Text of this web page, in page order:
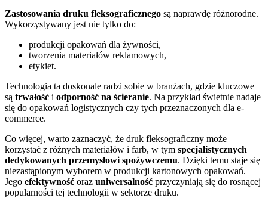
Zastosowania druku fleksograficznego są naprawdę różnorodne.
Wykorzystywany jest nie tylko do:
produkcji opakowań dla żywności,
tworzenia materiałów reklamowych,
etykiet.
Technologia ta doskonale radzi sobie w branżach, gdzie kluczowe
są trwałość i odporność na ścieranie. Na przykład świetnie nadaje
się do opakowań logistycznych czy tych przeznaczonych dla e-
commerce.
Co więcej, warto zaznaczyć, że druk fleksograficzny może
korzystać z różnych materiałów i farb, w tym specjalistycznych
dedykowanych przemysłowi spożywczemu. Dzięki temu staje się
niezastąpionym wyborem w produkcji kartonowych opakowań.
Jego efektywność oraz uniwersalność przyczyniają się do rosnącej
popularności tej technologii w sektorze druku.